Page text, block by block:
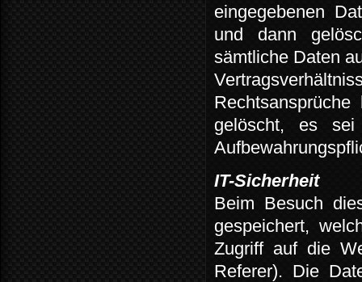
eingegebenen
und
dann
sämtliche Daten
Rechtsansprüche
gelöscht,
es
sei
IT-Sicherheit
Beim Besuch
gespeichert,
Zugriff auf die
Referer). Die